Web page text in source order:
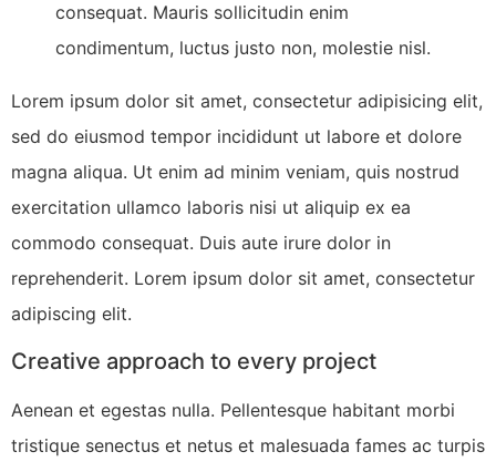
consequat. Mauris sollicitudin enim
condimentum, luctus justo non, molestie nisl.
Lorem ipsum dolor sit amet, consectetur adipisicing elit,
sed do eiusmod tempor incididunt ut labore et dolore
magna aliqua. Ut enim ad minim veniam, quis nostrud
exercitation ullamco laboris nisi ut aliquip ex ea
commodo consequat. Duis aute irure dolor in
reprehenderit. Lorem ipsum dolor sit amet, consectetur
adipiscing elit.
Creative approach to every project
Aenean et egestas nulla. Pellentesque habitant morbi
tristique senectus et netus et malesuada fames ac turpis